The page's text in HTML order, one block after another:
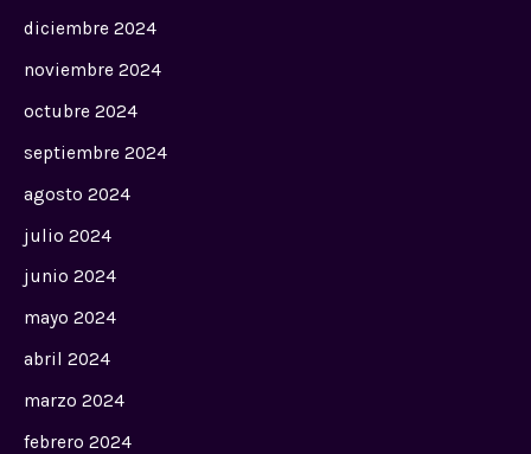
diciembre 2024
noviembre 2024
octubre 2024
septiembre 2024
agosto 2024
julio 2024
junio 2024
mayo 2024
abril 2024
marzo 2024
febrero 2024